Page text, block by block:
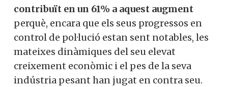
contribuït en un 61% a aquest augment
perquè, encara que els seus progressos en
control de pol·lució estan sent notables, les
mateixes dinàmiques del seu elevat
creixement econòmic i el pes de la seva
indústria pesant han jugat en contra seu.